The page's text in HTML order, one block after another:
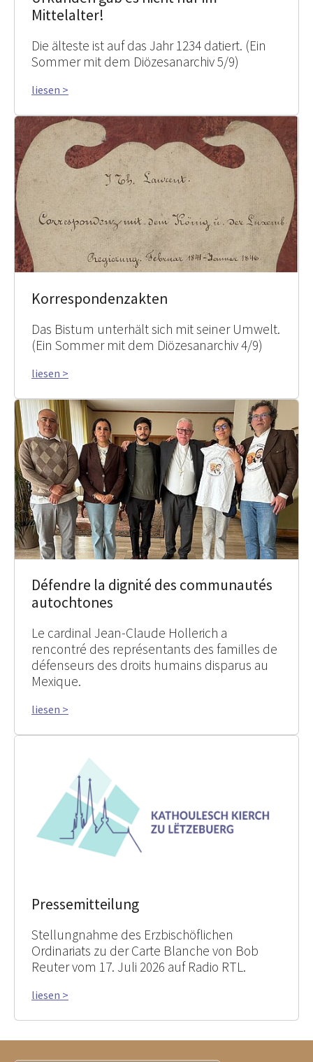
Mittelalter!
Die älteste ist auf das Jahr 1234 datiert. (Ein
Sommer mit dem Diözesanarchiv 5/9)
liesen >
Korrespondenzakten
Das Bistum unterhält sich mit seiner Umwelt.
(Ein Sommer mit dem Diözesanarchiv 4/9)
liesen >
Défendre la dignité des communautés
autochtones
Le cardinal Jean-Claude Hollerich a
rencontré des représentants des familles de
défenseurs des droits humains disparus au
Mexique.
liesen >
Pressemitteilung
Stellungnahme des Erzbischöflichen
Ordinariats zu der Carte Blanche von Bob
Reuter vom 17. Juli 2026 auf Radio RTL.
liesen >